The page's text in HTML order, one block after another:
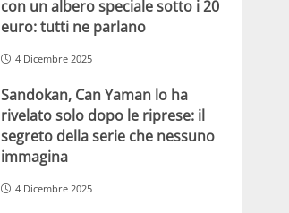
con un albero speciale sotto i 20
euro: tutti ne parlano
4 Dicembre 2025
Sandokan, Can Yaman lo ha
rivelato solo dopo le riprese: il
segreto della serie che nessuno
immagina
4 Dicembre 2025